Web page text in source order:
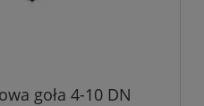
goła 4-10 DN